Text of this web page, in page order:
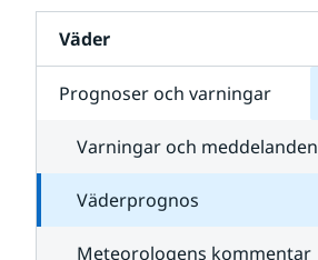
Väder
Prognoser och varningar
Varningar och meddelanden
Väderprognos
Meteorologens kommentar